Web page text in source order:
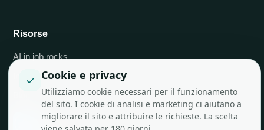
Risorse
AI in job.rocks
Integrazioni API
✓ Cookie e privacy
Utilizziamo cookie necessari per il funzionamento
del sito. I cookie di analisi e marketing ci aiutano a
migliorare il sito e attribuire le richieste. La scelta